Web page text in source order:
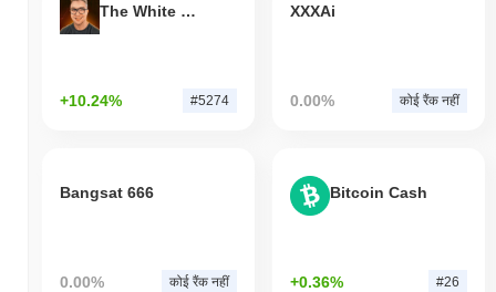
The White Bull
+10.24% #5274
XXXAi
0.00% कोई रैंक नहीं
Bangsat 666
0.00% कोई रैंक नहीं
Bitcoin Cash
+0.36% #26